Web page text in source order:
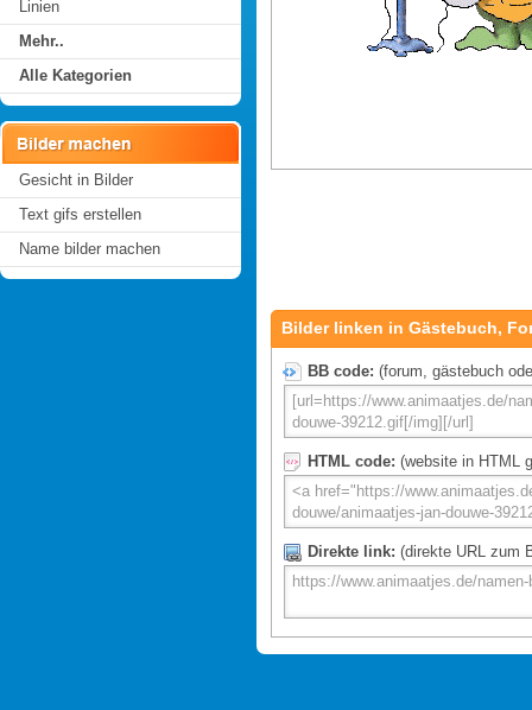
Linien
Mehr..
Alle Kategorien
Gesicht in Bilder
Text gifs erstellen
Name bilder machen
Bilder linken in Gästebuch,
BB code: (forum, gästebuch
HTML code: (website in HTML
Direkte link: (direkte URL zum